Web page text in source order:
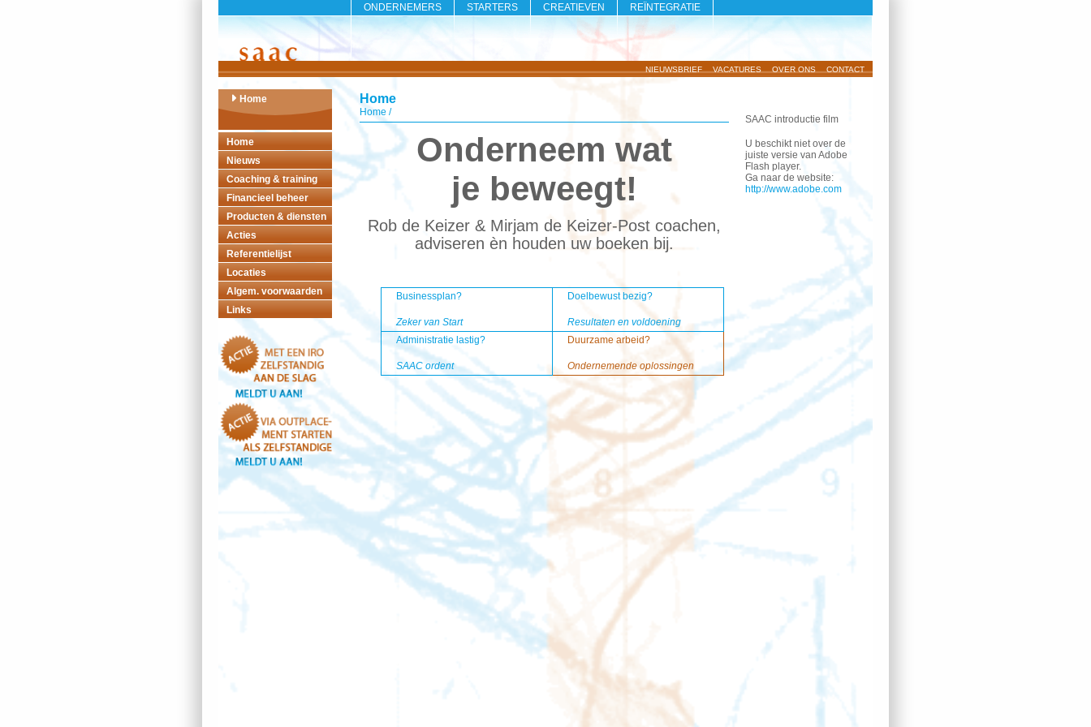
ONDERNEMERS STARTERS CREATIEVEN REÏNTEGRATIE
NIEUWSBRIEF VACATURES OVER ONS CONTACT
Home
Home
Nieuws
Coaching & training
Financieel beheer
Producten & diensten
Acties
Referentielijst
Locaties
Algem. voorwaarden
Links
Home
Home /
Onderneem wat
je beweegt!
Rob de Keizer & Mirjam de Keizer-Post coachen,
adviseren èn houden uw boeken bij.
Businessplan?
Zeker van Start
Doelbewust bezig?
Resultaten en voldoening
Administratie lastig?
SAAC ordent
Duurzame arbeid?
Ondernemende oplossingen
SAAC introductie film
U beschikt niet over de
juiste versie van Adobe
Flash player.
Ga naar de website:
http://www.adobe.com